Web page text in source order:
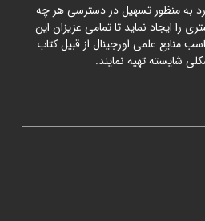
به منظور تسهیل در دسترسی هر چه
را ایجاد نماید تا تمامی عزیزان این
منایع علمی اورجینال از قبیل کتاب
شایسته تهیه نمایند.